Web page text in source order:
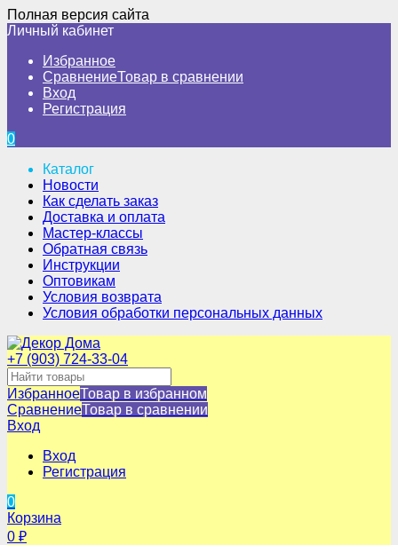
Полная версия сайта
Личный кабинет
Избранное
СравнениеТовар в сравнении
Вход
Регистрация
0
Каталог
Новости
Как сделать заказ
Доставка и оплата
Мастер-классы
Обратная связь
Инструкции
Оптовикам
Условия возврата
Условия обработки персональных данных
+7 (903) 724-33-04
ИзбранноеТовар в избранном
СравнениеТовар в сравнении
Вход
Вход
Регистрация
0
Корзина
0 ₽